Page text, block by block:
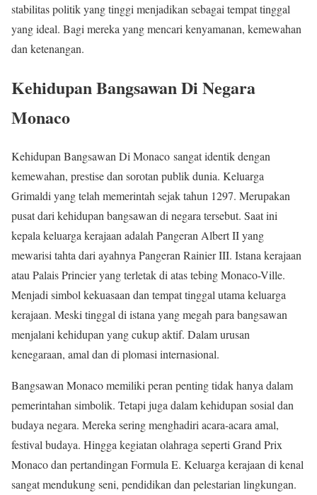
stabilitas politik yang tinggi menjadikan sebagai tempat tinggal
yang ideal. Bagi mereka yang mencari kenyamanan, kemewahan
dan ketenangan.
Kehidupan Bangsawan Di Negara
Monaco
Kehidupan Bangsawan Di Monaco sangat identik dengan
kemewahan, prestise dan sorotan publik dunia. Keluarga
Grimaldi yang telah memerintah sejak tahun 1297. Merupakan
pusat dari kehidupan bangsawan di negara tersebut. Saat ini
kepala keluarga kerajaan adalah Pangeran Albert II yang
mewarisi tahta dari ayahnya Pangeran Rainier III. Istana kerajaan
atau Palais Princier yang terletak di atas tebing Monaco-Ville.
Menjadi simbol kekuasaan dan tempat tinggal utama keluarga
kerajaan. Meski tinggal di istana yang megah para bangsawan
menjalani kehidupan yang cukup aktif. Dalam urusan
kenegaraan, amal dan di plomasi internasional.
Bangsawan Monaco memiliki peran penting tidak hanya dalam
pemerintahan simbolik. Tetapi juga dalam kehidupan sosial dan
budaya negara. Mereka sering menghadiri acara-acara amal,
festival budaya. Hingga kegiatan olahraga seperti Grand Prix
Monaco dan pertandingan Formula E. Keluarga kerajaan di kenal
sangat mendukung seni, pendidikan dan pelestarian lingkungan.